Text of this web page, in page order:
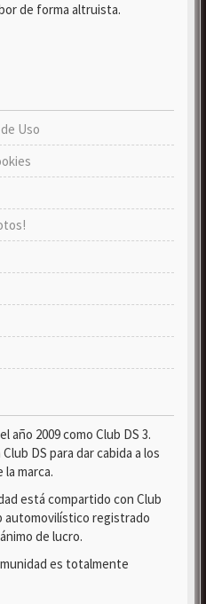
de forma altruista.
Uso
año 2009 como Club DS 3.
DS para dar cabida a los
marca.
está compartido con Club
automovilístico registrado
de lucro.
es totalmente